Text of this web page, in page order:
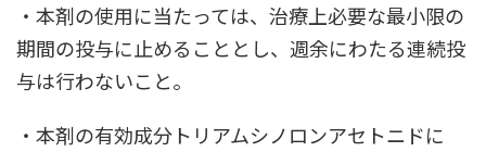
・本剤の使用に当たっては、治療上必要な最小限の
期間の投与に止めることとし、週余にわたる連続投
与は行わないこと。
・本剤の有効成分トリアムシノロンアセトニドに